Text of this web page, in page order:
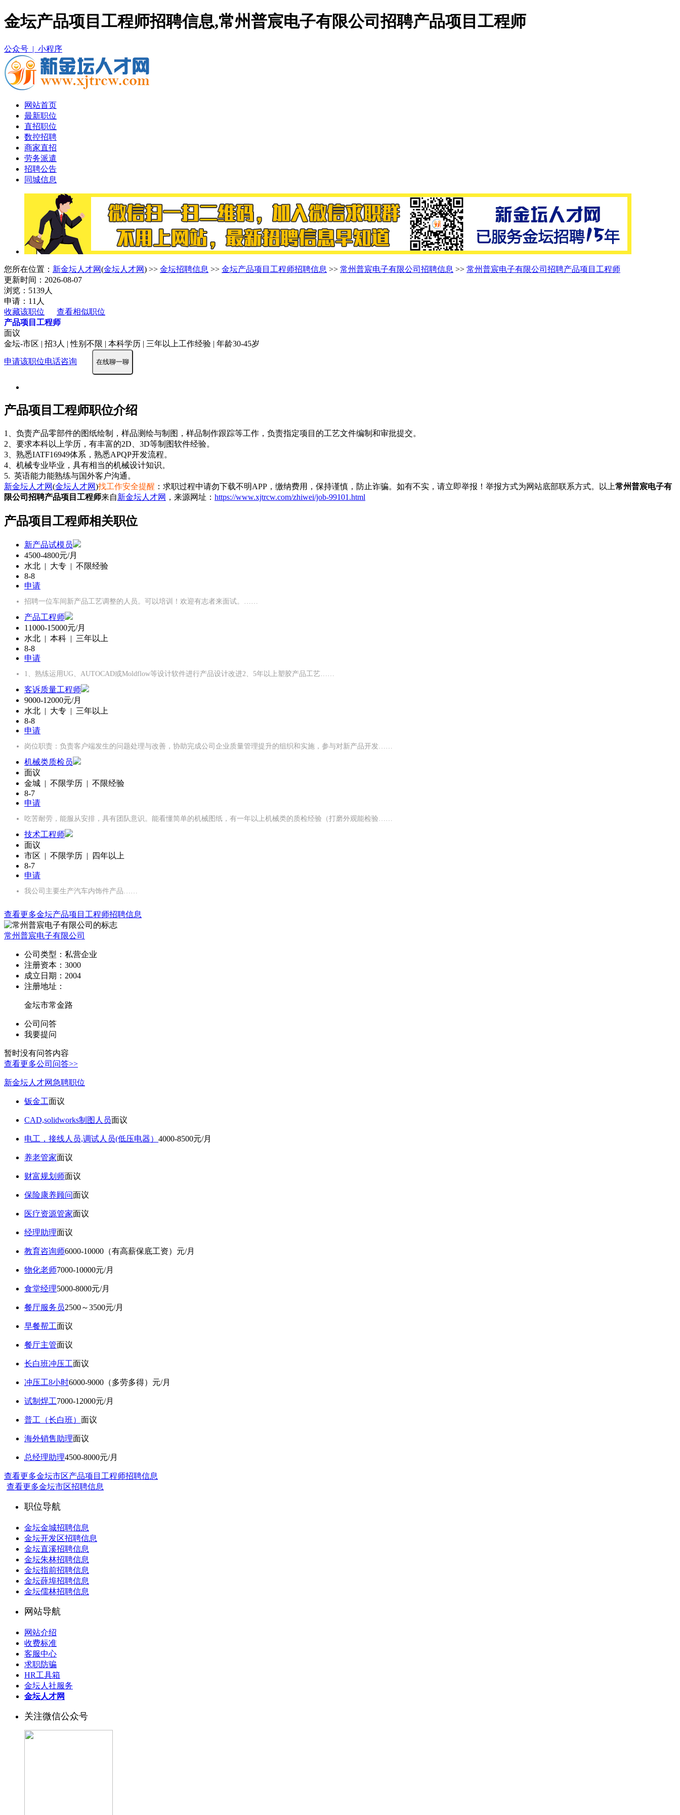
金坛产品项目工程师招聘信息,常州普宸电子有限公司招聘产品项目工程师
公众号 | 小程序
网站首页
最新职位
直招职位
数控招聘
商家直招
劳务派遣
招聘公告
同城信息
您所在位置： 新金坛人才网(金坛人才网) >> 金坛招聘信息 >> 金坛产品项目工程师招聘信息 >> 常州普宸电子有限公司招聘信息 >> 常州普宸电子有限公司招聘产品项目工程师
更新时间：2026-08-07
浏览：5139人
申请：11人
收藏该职位
查看相似职位
产品项目工程师
面议
金坛-市区 | 招3人 | 性别不限 | 本科学历 | 三年以上工作经验 | 年龄30-45岁
申请该职位电话咨询 在线聊一聊
产品项目工程师职位介绍
1、负责产品零部件的图纸绘制，样品测绘与制图，样品制作跟踪等工作，负责指定项目的工艺文件编制和审批提交。
2、要求本科以上学历，有丰富的2D、3D等制图软件经验。
3、熟悉IATF16949体系，熟悉APQP开发流程。
4、机械专业毕业，具有相当的机械设计知识。
5. 英语能力能熟练与国外客户沟通。
新金坛人才网(金坛人才网)找工作安全提醒 ：求职过程中请勿下载不明APP，缴纳费用，保持谨慎，防止诈骗。如有不实，请立即举报！举报方式为网站底部联系方式。以上常州普宸电子有
限公司招聘产品项目工程师来自新金坛人才网 ，来源网址： https://www.xjtrcw.com/zhiwei/job-99101.html
产品项目工程师相关职位
新产品试模员
4500-4800元/月
水北 | 大专 | 不限经验
8-8
申请
招聘一位车间新产品工艺调整的人员。可以培训！欢迎有志者来面试。……
产品工程师
11000-15000元/月
水北 | 本科 | 三年以上
8-8
申请
1、熟练运用UG、AUTOCAD或Moldflow等设计软件进行产品设计改进2、5年以上塑胶产品工艺……
客诉质量工程师
9000-12000元/月
水北 | 大专 | 三年以上
8-8
申请
岗位职责：负责客户端发生的问题处理与改善，协助完成公司企业质量管理提升的组织和实施，参与对新产品开发……
机械类质检员
面议
金城 | 不限学历 | 不限经验
8-7
申请
吃苦耐劳，能服从安排，具有团队意识。能看懂简单的机械图纸，有一年以上机械类的质检经验（打磨外观能检验……
技术工程师
面议
市区 | 不限学历 | 四年以上
8-7
申请
我公司主要生产汽车内饰件产品……
查看更多金坛产品项目工程师招聘信息
常州普宸电子有限公司
公司类型： 私营企业
注册资本： 3000
成立日期： 2004
注册地址：
金坛市常金路
公司问答
我要提问
暂时没有问答内容
查看更多公司问答>>
新金坛人才网急聘职位
钣金工面议
CAD,solidworks制图人员面议
电工，接线人员,调试人员(低压电器） 4000-8500元/月
养老管家面议
财富规划师面议
保险康养顾问面议
医疗资源管家面议
经理助理面议
教育咨询师6000-10000（有高薪保底工资）元/月
物化老师7000-10000元/月
食堂经理5000-8000元/月
餐厅服务员2500～3500元/月
早餐帮工面议
餐厅主管面议
长白班冲压工面议
冲压工8小时6000-9000（多劳多得）元/月
试制焊工7000-12000元/月
普工（长白班） 面议
海外销售助理面议
总经理助理4500-8000元/月
查看更多金坛市区产品项目工程师招聘信息
查看更多金坛市区招聘信息
职位导航
金坛金城招聘信息
金坛开发区招聘信息
金坛直溪招聘信息
金坛朱林招聘信息
金坛指前招聘信息
金坛薛埠招聘信息
金坛儒林招聘信息
网站导航
网站介绍
收费标准
客服中心
求职防骗
HR工具箱
金坛人社服务
金坛人才网
关注微信公众号